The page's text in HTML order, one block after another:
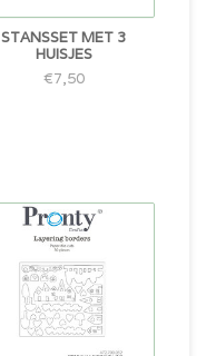
STANSSET MET 3
HUISJES
€7,50